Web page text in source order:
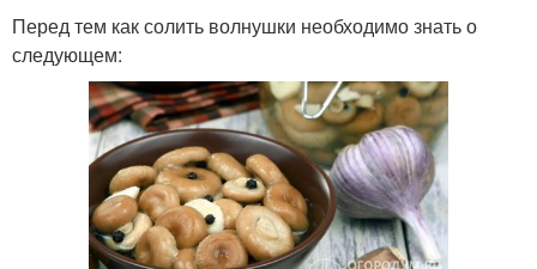
Перед тем как солить волнушки необходимо знать о
следующем: